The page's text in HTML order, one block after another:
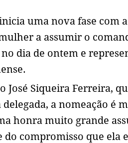
uma nova fase com
a assumir o
dia de ontem e
Siqueira Ferreira,
a nomeação é
honra muito grande
do compromisso que ela